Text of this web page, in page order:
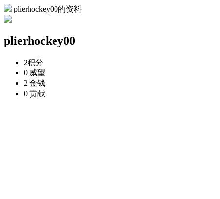
plierhockey00的资料
plierhockey00
2积分
0 威望
2 金钱
0 贡献